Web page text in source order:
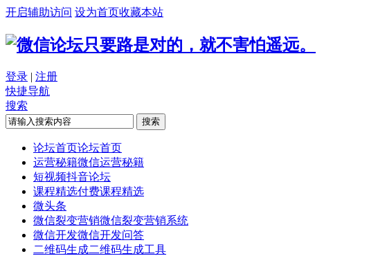
开启辅助访问 设为首页收藏本站
只要路是对的，就不害怕遥远。
登录 | 注册
快捷导航
搜索
搜索
论坛首页论坛首页
运营秘籍微信运营秘籍
短视频抖音论坛
课程精选付费课程精选
微头条
微信裂变营销微信裂变营销系统
微信开发微信开发问答
二维码生成二维码生成工具